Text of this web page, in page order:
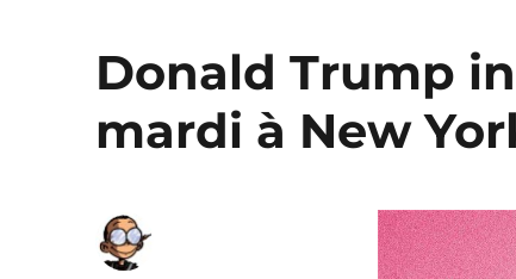
Donald Trump
mardi à New